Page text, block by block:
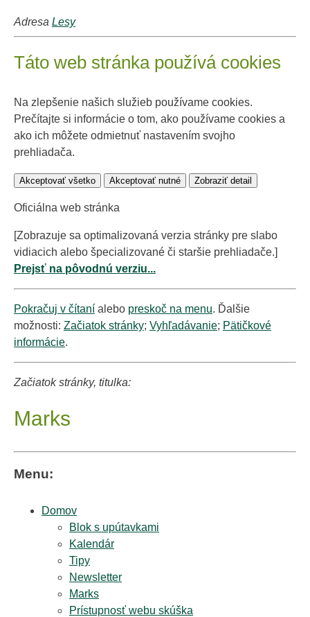
Adresa Lesy
Táto web stránka používá cookies
Na zlepšenie našich služieb používame cookies.
Prečítajte si informácie o tom, ako používame cookies a
ako ich môžete odmietnuť nastavením svojho
prehliadača.
Akceptovať všetko Akceptovať nutné Zobraziť detail
Oficiálna web stránka
[Zobrazuje sa optimalizovaná verzia stránky pre slabo
vidiacich alebo špecializované či staršie prehliadače.]
Prejsť na pôvodnú verziu...
Pokračuj v čítaní alebo preskoč na menu. Ďalšie
možnosti: Začiatok stránky; Vyhľadávanie; Pätičkové
informácie.
Začiatok stránky, titulka:
Marks
Menu:
Domov
Blok s upútavkami
Kalendár
Tipy
Newsletter
Marks
Prístupnosť webu skúška